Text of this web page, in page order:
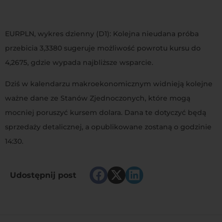
EURPLN, wykres dzienny (D1): Kolejna nieudana próba
przebicia 3,3380 sugeruje możliwość powrotu kursu do
4,2675, gdzie wypada najbliższe wsparcie.
Dziś w kalendarzu makroekonomicznym widnieją kolejne
ważne dane ze Stanów Zjednoczonych, które mogą
mocniej poruszyć kursem dolara. Dana te dotyczyć będą
sprzedaży detalicznej, a opublikowane zostaną o godzinie
14:30.
Udostępnij post